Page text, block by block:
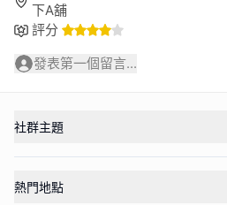
下A舖
評分
發表第一個留言...
社群主題
熱門地點